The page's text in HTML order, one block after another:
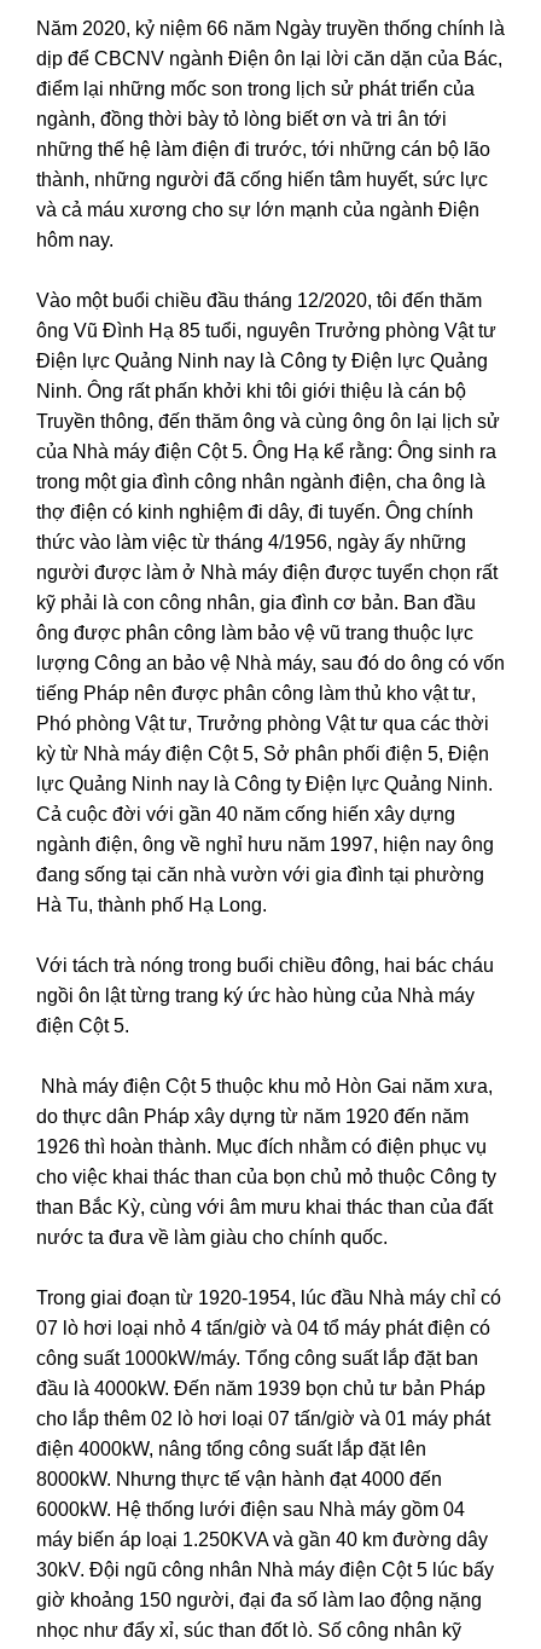
Năm 2020, kỷ niệm 66 năm Ngày truyền thống chính là
dịp để CBCNV ngành Điện ôn lại lời căn dặn của Bác,
điểm lại những mốc son trong lịch sử phát triển của
ngành, đồng thời bày tỏ lòng biết ơn và tri ân tới
những thế hệ làm điện đi trước, tới những cán bộ lão
thành, những người đã cống hiến tâm huyết, sức lực
và cả máu xương cho sự lớn mạnh của ngành Điện
hôm nay.
Vào một buổi chiều đầu tháng 12/2020, tôi đến thăm
ông Vũ Đình Hạ 85 tuổi, nguyên Trưởng phòng Vật tư
Điện lực Quảng Ninh nay là Công ty Điện lực Quảng
Ninh. Ông rất phấn khởi khi tôi giới thiệu là cán bộ
Truyền thông, đến thăm ông và cùng ông ôn lại lịch sử
của Nhà máy điện Cột 5. Ông Hạ kể rằng: Ông sinh ra
trong một gia đình công nhân ngành điện, cha ông là
thợ điện có kinh nghiệm đi dây, đi tuyến. Ông chính
thức vào làm việc từ tháng 4/1956, ngày ấy những
người được làm ở Nhà máy điện được tuyển chọn rất
kỹ phải là con công nhân, gia đình cơ bản. Ban đầu
ông được phân công làm bảo vệ vũ trang thuộc lực
lượng Công an bảo vệ Nhà máy, sau đó do ông có vốn
tiếng Pháp nên được phân công làm thủ kho vật tư,
Phó phòng Vật tư, Trưởng phòng Vật tư qua các thời
kỳ từ Nhà máy điện Cột 5, Sở phân phối điện 5, Điện
lực Quảng Ninh nay là Công ty Điện lực Quảng Ninh.
Cả cuộc đời với gần 40 năm cống hiến xây dựng
ngành điện, ông về nghỉ hưu năm 1997, hiện nay ông
đang sống tại căn nhà vườn với gia đình tại phường
Hà Tu, thành phố Hạ Long.
Với tách trà nóng trong buổi chiều đông, hai bác cháu
ngồi ôn lật từng trang ký ức hào hùng của Nhà máy
điện Cột 5.
Nhà máy điện Cột 5 thuộc khu mỏ Hòn Gai năm xưa,
do thực dân Pháp xây dựng từ năm 1920 đến năm
1926 thì hoàn thành. Mục đích nhằm có điện phục vụ
cho việc khai thác than của bọn chủ mỏ thuộc Công ty
than Bắc Kỳ, cùng với âm mưu khai thác than của đất
nước ta đưa về làm giàu cho chính quốc.
Trong giai đoạn từ 1920-1954, lúc đầu Nhà máy chỉ có
07 lò hơi loại nhỏ 4 tấn/giờ và 04 tổ máy phát điện có
công suất 1000kW/máy. Tổng công suất lắp đặt ban
đầu là 4000kW. Đến năm 1939 bọn chủ tư bản Pháp
cho lắp thêm 02 lò hơi loại 07 tấn/giờ và 01 máy phát
điện 4000kW, nâng tổng công suất lắp đặt lên
8000kW. Nhưng thực tế vận hành đạt 4000 đến
6000kW. Hệ thống lưới điện sau Nhà máy gồm 04
máy biến áp loại 1.250KVA và gần 40 km đường dây
30kV. Đội ngũ công nhân Nhà máy điện Cột 5 lúc bấy
giờ khoảng 150 người, đại đa số làm lao động nặng
nhọc như đẩy xỉ, súc than đốt lò. Số công nhân kỹ